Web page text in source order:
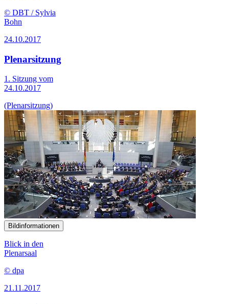
© DBT / Sylvia
Bohn
24.10.2017
Plenarsitzung
1. Sitzung vom
24.10.2017
(Plenarsitzung)
Bildinformationen
Blick in den
Plenarsaal
© dpa
21.11.2017